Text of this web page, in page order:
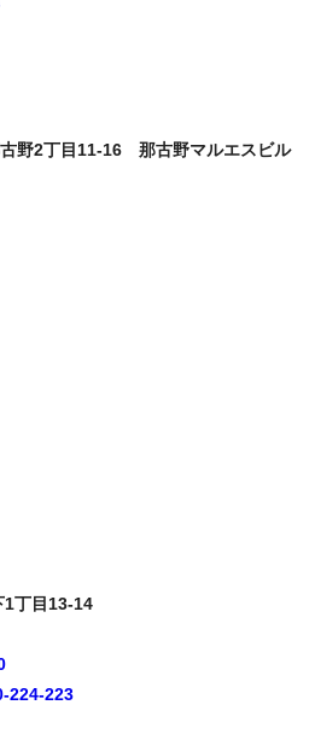
野2丁目11-16 那古野マルエスビル
1丁目13-14
224-223